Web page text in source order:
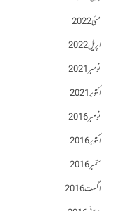
مئی 2022
اپریل 2022
نومبر 2021
اکتوبر 2021
نومبر 2016
اکتوبر 2016
ستمبر 2016
اگست 2016